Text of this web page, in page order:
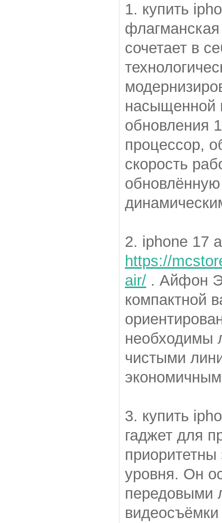
1. купить
сочетает в
насыщенной
обновления
процессор,
скорость
2. iphone 17
https://
air/ . Айфон
компактной
необходимы
чистыми
3. купить
гаджет для
уровня. Он
передовыми